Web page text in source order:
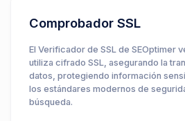
Comprobador SSL
El Verificador de SSL de SEOptimer
utiliza cifrado SSL, asegurando la
datos, protegiendo información
los estándares modernos de
búsqueda.